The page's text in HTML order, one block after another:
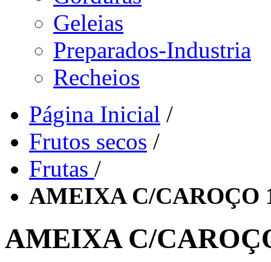
Geleias
Preparados-Industria
Recheios
Página Inicial /
Frutos secos /
Frutas /
AMEIXA C/CAROÇO
AMEIXA C/